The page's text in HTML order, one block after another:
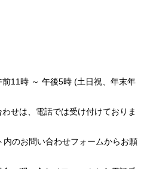
11時 ～ 午後5時 (土日祝、年末年
せは、電話では受け付けておりま
のお問い合わせフォームからお願